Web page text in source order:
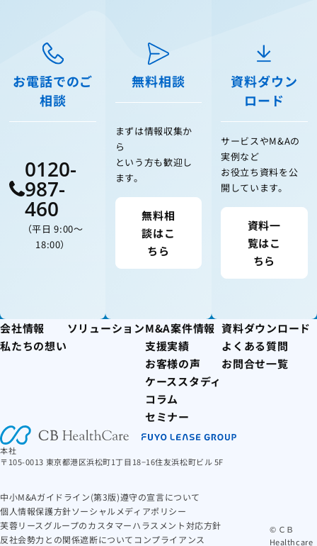
お電話でのご
相談
0120-
987-
460
（平日 9:00〜
18:00）
無料相談
まずは情報収集か
ら
という方も歓迎し
ます。
無料相
談はこ
ちら
資料ダウン
ロード
サービスやM&Aの
実例など
お役立ち資料を公
開しています。
資料一
覧はこ
ちら
会社情報
私たちの想い
ソリューションM&A案件情報
支援実績
お客様の声
ケーススタディ
コラム
セミナー
資料ダウンロード
よくある質問
お問合せ一覧
本社
〒105-0013 東京都港区浜松町1丁目18−16住友浜松町ビル 5F
中小M&Aガイドライン(第3版)遵守の宣言について
個人情報保護方針ソーシャルメディアポリシー
芙蓉リースグループのカスタマーハラスメント対応方針
反社会勢力との関係遮断について コンプライアンス
© ＣＢ
Healthcare